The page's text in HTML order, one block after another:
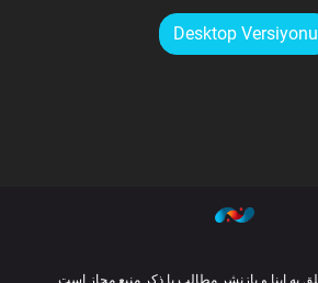
Desktop Versiyonu